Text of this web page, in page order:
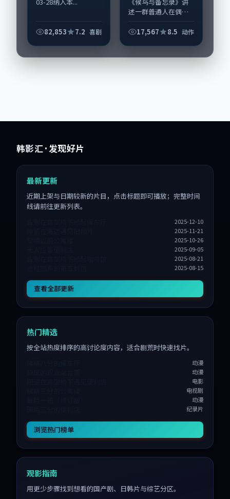
82,853 7.2 喜剧
述一群普通人在偶然
轨迹的故事，动作类
凯歌擅长留白叙事，
17,567 8.5 动作
韩影汇· 发现好片
最新更新
近期上架与日期较新的片目，点击标题即可播放；完整时间
线请前往更新列表。
2025-12-10
2025-11-21
2025-10-26
2025-09-05
2025-08-21
2025-08-15
查看全部更新
热门精选
按全站热度排序的高讨论度内容，适合剧荒时快速找片。
动漫
动漫
电影
电视剧
动漫
纪录片
浏览热门榜单
观影指南
用更少步骤找到想看的国产剧、日韩片与综艺分区。